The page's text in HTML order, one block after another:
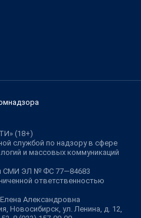
(18+)
службой по надзору в сфере
и массовых коммуникаций
СМИ ЭЛ № ФС 77—84683
ответственностью
Александровна
Новосибирск, ул. Ленина, д. 12,